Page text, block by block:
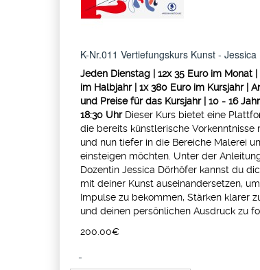
K-Nr.011 Vertiefungskurs Kunst -
Jeden Dienstag | 12x 35 Euro im Monat
im Halbjahr | 1x 380 Euro im Kursjahr |
und Preise für das Kursjahr | 10 - 16
18:30 UhrDieser Kurs bietet eine
die bereits künstlerische Vorkenntnisse
und nun tiefer in die Bereiche Malerei
einsteigen möchten. Unter der
Dozentin Jessica Dörhöfer kannst du
mit deiner Kunst auseinandersetzen,
Impulse zu bekommen, Stärken klarer
und deinen persönlichen Ausdruck zu
200.00‎€
-